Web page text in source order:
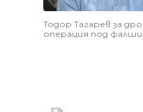
Тодор Тагарев за
операция под